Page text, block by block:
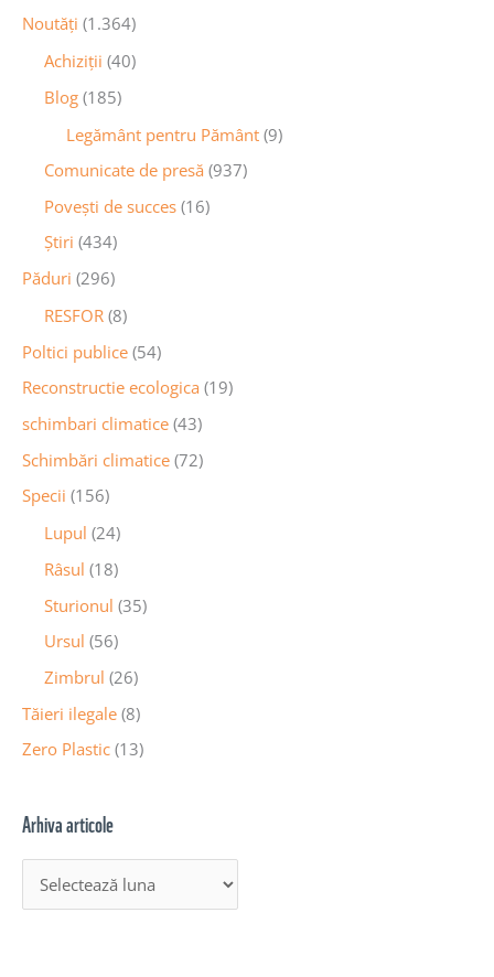
Noutăţi (1.364)
Achiziţii (40)
Blog (185)
Legământ pentru Pământ (9)
Comunicate de presă (937)
Povești de succes (16)
Știri (434)
Păduri (296)
RESFOR (8)
Poltici publice (54)
Reconstructie ecologica (19)
schimbari climatice (43)
Schimbări climatice (72)
Specii (156)
Lupul (24)
Râsul (18)
Sturionul (35)
Ursul (56)
Zimbrul (26)
Tăieri ilegale (8)
Zero Plastic (13)
Arhiva articole